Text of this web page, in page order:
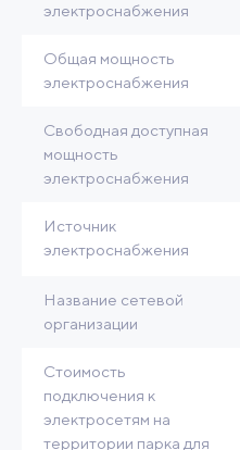
электроснабжения
Общая мощность
электроснабжения
Свободная доступная
мощность
электроснабжения
Источник
электроснабжения
Название сетевой
организации
Стоимость
подключения к
электросетям на
территории парка для